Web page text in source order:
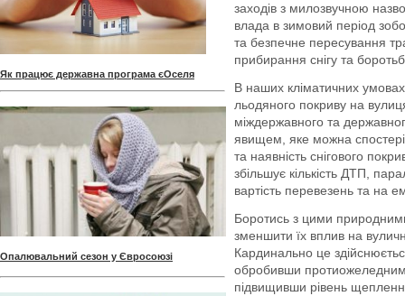
Як працює державна програма єОселя
Опалювальний сезон у Євросоюзі
заходів з милозвучною
влада в зимовий період
та безпечне пересування
прибирання снігу та
В наших кліматичних
льодяного покриву на
міждержавного та
явищем, яке можна
та наявність снігового
збільшує кількість ДТП,
вартість перевезень та на
Боротись з цими
зменшити їх вплив на
Кардинально це
обробивши
підвищивши рівень